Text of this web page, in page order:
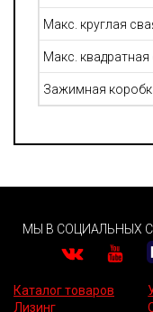
Макс. круглая
Макс.
Зажимная
МЫ В СОЦИАЛЬНЫХ
Каталог товаров
Лизинг